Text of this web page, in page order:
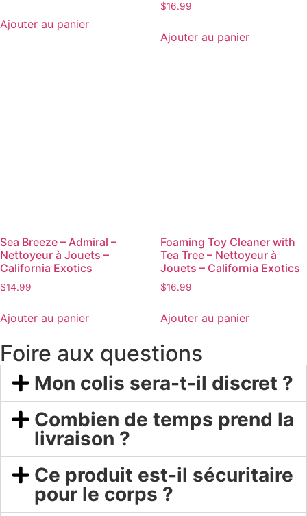
Ajouter au panier
$16.99
Ajouter au panier
Sea Breeze – Admiral –
Nettoyeur à Jouets –
California Exotics
$14.99
Ajouter au panier
Foaming Toy Cleaner with
Tea Tree – Nettoyeur à
Jouets – California Exotics
$16.99
Ajouter au panier
Foire aux questions
Mon colis sera-t-il discret ?
Combien de temps prend la
livraison ?
Ce produit est-il sécuritaire
pour le corps ?